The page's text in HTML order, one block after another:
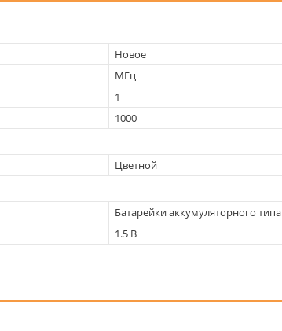
Новое
МГц
1
1000
Цветной
Батарейки аккумуляторного типа
1.5 В